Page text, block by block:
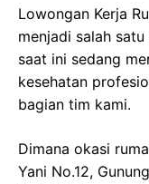
Lowongan Kerja
menjadi salah
saat ini sedang
kesehatan
bagian tim kami.
Dimana okasi
Yani No.12,